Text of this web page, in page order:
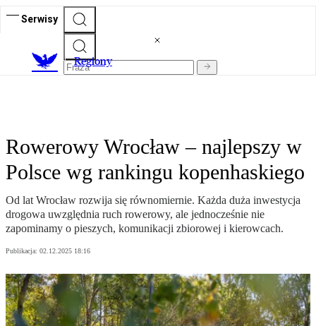
Serwisy
Regiony
Rowerowy Wrocław – najlepszy w
Polsce wg rankingu kopenhaskiego
Od lat Wrocław rozwija się równomiernie. Każda duża inwestycja
drogowa uwzględnia ruch rowerowy, ale jednocześnie nie
zapominamy o pieszych, komunikacji zbiorowej i kierowcach.
Publikacja: 02.12.2025 18:16